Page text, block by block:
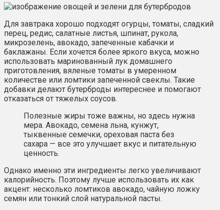
Для завтрака хорошо подходят огурцы, томаты, сладкий
перец, редис, салатные листья, шпинат, рукола,
микрозелень, авокадо, запеченные кабачки и
баклажаны. Если хочется более яркого вкуса, можно
использовать маринованный лук домашнего
приготовления, вяленые томаты в умеренном
количестве или ломтики запеченной свеклы. Такие
добавки делают бутерброды интереснее и помогают
отказаться от тяжелых соусов.
Полезные жиры тоже важны, но здесь нужна
мера. Авокадо, семена льна, кунжут,
тыквенные семечки, ореховая паста без
сахара — все это улучшает вкус и питательную
ценность.
Однако именно эти ингредиенты легко увеличивают
калорийность. Поэтому лучше использовать их как
акцент: несколько ломтиков авокадо, чайную ложку
семян или тонкий слой натуральной пасты.